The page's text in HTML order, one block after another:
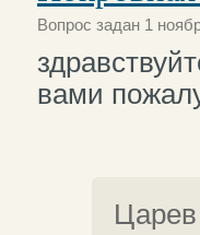
Вопрос задан 1
вами